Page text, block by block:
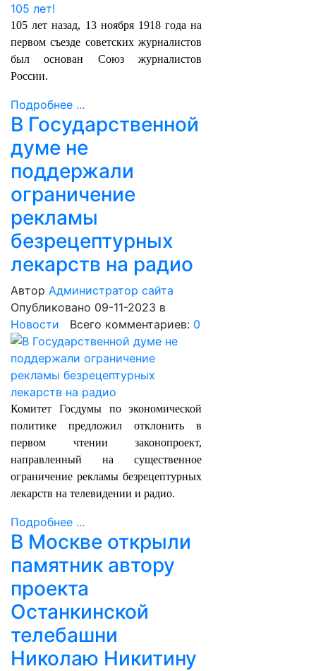
105 лет назад, 13 ноября 1918 года на
первом съезде советских журналистов
был основан Союз журналистов
России.
Подробнее ...
В Государственной
думе не
поддержали
ограничение
рекламы
безрецептурных
лекарств на радио
Автор Администратор сайта
Опубликовано 09-11-2023 в
Новости Всего комментариев: 0
Комитет Госдумы по экономической
политике предложил отклонить в
первом чтении законопроект,
направленный на существенное
ограничение рекламы безрецептурных
лекарств на телевидении и радио.
Подробнее ...
В Москве открыли
памятник автору
проекта
Останкинской
телебашни
Николаю Никитину